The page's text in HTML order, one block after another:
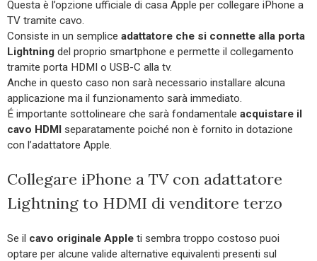
Questa è l’opzione ufficiale di casa Apple per collegare iPhone a
TV tramite cavo.
Consiste in un semplice adattatore che si connette alla porta
Lightning del proprio smartphone e permette il collegamento
tramite porta HDMI o USB-C alla tv.
Anche in questo caso non sarà necessario installare alcuna
applicazione ma il funzionamento sarà immediato.
É importante sottolineare che sarà fondamentale acquistare il
cavo HDMI separatamente poiché non è fornito in dotazione
con l’adattatore Apple.
Collegare iPhone a TV con adattatore
Lightning to HDMI di venditore terzo
Se il cavo originale Apple ti sembra troppo costoso puoi
optare per alcune valide alternative equivalenti presenti sul